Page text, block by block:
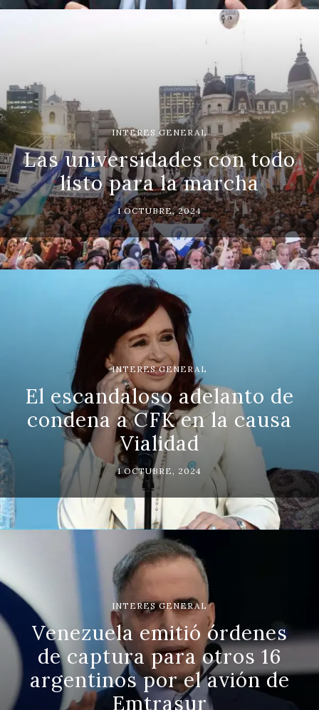
INTERES GENERAL
Las universidades con todo
listo para la marcha
1 OCTUBRE, 2024
INTERES GENERAL
El escandaloso adelanto de
condena a CFK en la causa
Vialidad
1 OCTUBRE, 2024
INTERES GENERAL
Venezuela emitió órdenes
de captura para otros 16
argentinos por el avión de
Emtrasur